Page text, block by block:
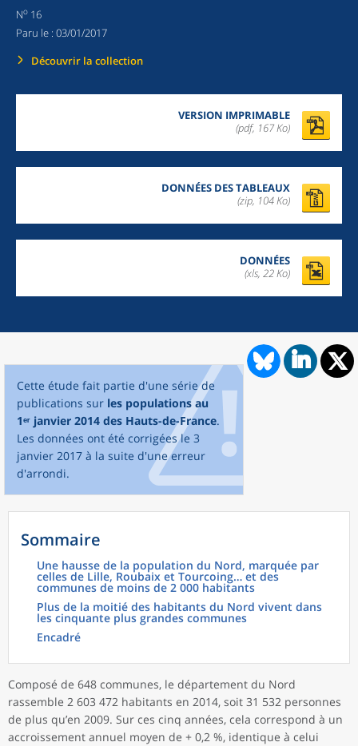
No 16
Paru le : 03/01/2017
Découvrir la collection
VERSION IMPRIMABLE
(pdf, 167 Ko)
DONNÉES DES TABLEAUX
(zip, 104 Ko)
DONNÉES
(xls, 22 Ko)
Cette étude fait partie d'une série de
publications sur les populations au
1ᵉʳ janvier 2014 des Hauts-de-France.
Les données ont été corrigées le 3
janvier 2017 à la suite d'une erreur
d'arrondi.
Sommaire
Une hausse de la population du Nord, marquée par
celles de Lille, Roubaix et Tourcoing… et des
communes de moins de 2 000 habitants
Plus de la moitié des habitants du Nord vivent dans
les cinquante plus grandes communes
Encadré
Composé de 648 communes, le département du Nord
rassemble 2 603 472 habitants en 2014, soit 31 532 personnes
de plus qu’en 2009. Sur ces cinq années, cela correspond à un
accroissement annuel moyen de + 0,2 %, identique à celui